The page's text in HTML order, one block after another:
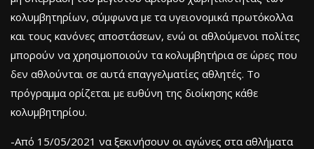
κολυμβητηρίων, σύμφωνα με τα υγειονομικά πρωτόκολλα
και τους κανόνες αποστάσεων, ενώ οι αθλούμενοι πολίτες
μπορούν να χρησιμοποιούν τα κολυμβητήρια σε ώρες που
δεν αθλούνται σε αυτά επαγγελματίες αθλητές. Το
πρόγραμμα ορίζεται με ευθύνη της διοίκησης κάθε
κολυμβητηρίου.
-Από 15/05/2021 να ξεκινήσουν οι αγώνες στα αθλήματα